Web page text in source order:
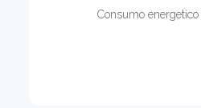
Consumo